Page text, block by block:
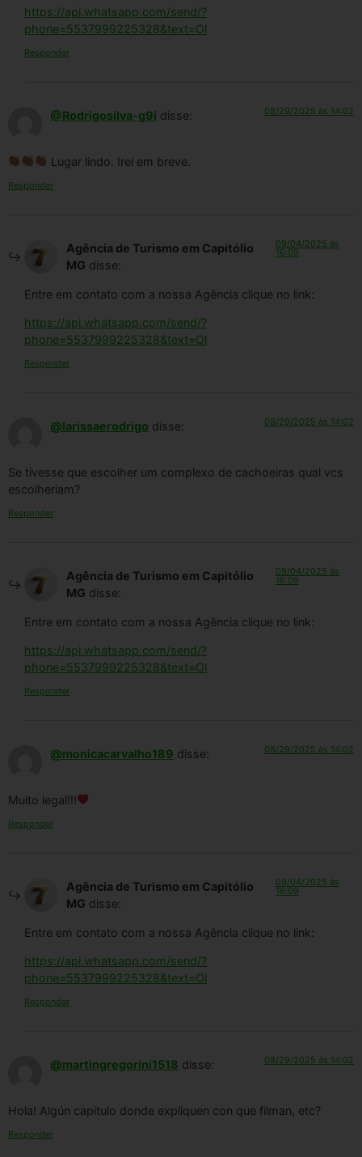
https://api.whatsapp.com/send/?
phone=5537999225328&text=Ol
Responder
@Rodrigosilva-g9i disse: 08/29/2025 às 14:02
Lugar lindo. Irei em breve.
Responder
Agência de Turismo em Capitólio
MG disse:
09/04/2025 às
16:09
Entre em contato com a nossa Agência clique no link:
https://api.whatsapp.com/send/?
phone=5537999225328&text=Ol
Responder
@larissaerodrigo disse: 08/29/2025 às 14:02
Se tivesse que escolher um complexo de cachoeiras qual vcs
escolheriam?
Responder
Agência de Turismo em Capitólio
MG disse:
09/04/2025 às
16:09
Entre em contato com a nossa Agência clique no link:
https://api.whatsapp.com/send/?
phone=5537999225328&text=Ol
Responder
@monicacarvalho189 disse: 08/29/2025 às 14:02
Muito legal!!!
Responder
Agência de Turismo em Capitólio
MG disse:
09/04/2025 às
16:09
Entre em contato com a nossa Agência clique no link:
https://api.whatsapp.com/send/?
phone=5537999225328&text=Ol
Responder
@martingregorini1518 disse: 08/29/2025 às 14:02
Hola! Algún capitulo donde expliquen con que filman, etc?
Responder